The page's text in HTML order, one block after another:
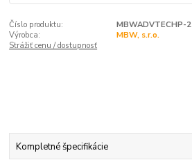
Číslo produktu:
MBWADVTECHP-2
Výrobca:
MBW, s.r.o.
Strážiť cenu / dostupnosť
Kompletné špecifikácie